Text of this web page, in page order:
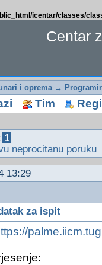
icentar/classes/
Centar
i oprema→
Tim
1
neprocitanu poruku
13:29
za ispit